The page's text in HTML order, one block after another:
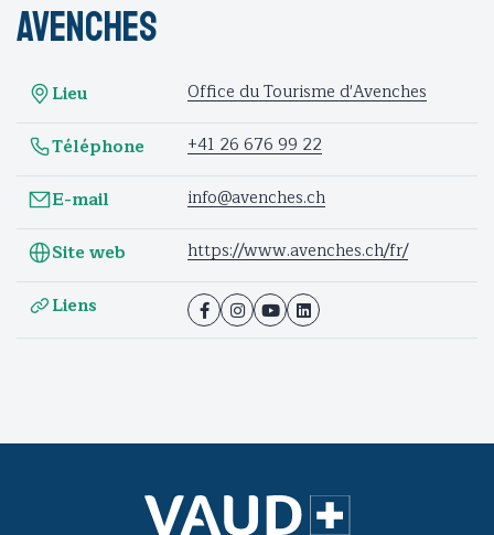
Avenches
Lieu
Office du Tourisme d'Avenches
Téléphone
+41 26 676 99 22
E-mail
info@avenches.ch
Site web
https://www.avenches.ch/fr/
Liens